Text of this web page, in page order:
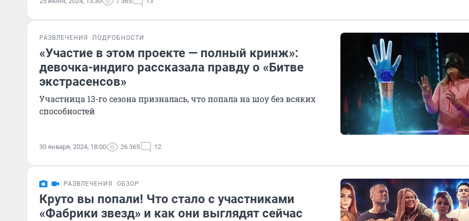
РАЗВЛЕЧЕНИЯ ПОДРОБНОСТИ
«Участие в этом проекте — полный кринж»:
девочка-индиго рассказала правду о «Битве
экстрасенсов»
Участница 13-го сезона призналась, что попала на шоу без всяких
способностей
30 января, 2024, 18:00 26 365 12
РАЗВЛЕЧЕНИЯ ОБЗОР
Круто вы попали! Что стало с участниками
«Фабрики звезд» и как они выглядят сейчас